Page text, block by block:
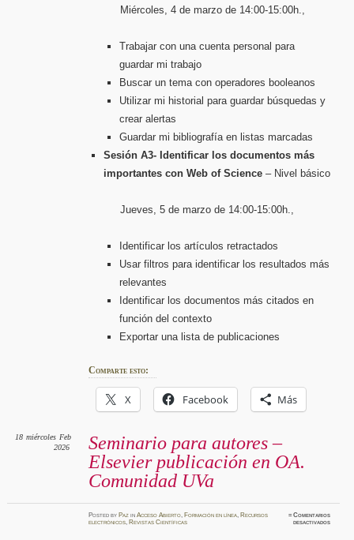
Miércoles, 4 de marzo de 14:00-15:00h.,
Trabajar con una cuenta personal para
guardar mi trabajo
Buscar un tema con operadores booleanos
Utilizar mi historial para guardar búsquedas y
crear alertas
Guardar mi bibliografía en listas marcadas
Sesión A3- Identificar los documentos más
importantes con Web of Science– Nivel básico
Jueves, 5 de marzo de 14:00-15:00h.,
Identificar los artículos retractados
Usar filtros para identificar los resultados más
relevantes
Identificar los documentos más citados en
función del contexto
Exportar una lista de publicaciones
Comparte esto:
X Facebook Más
Seminario para autores –
Elsevier publicación en OA.
Comunidad UVa
18 miércoles Feb
2026
Postedby Paz inAcceso Abierto, Formación en línea, Recursos
electrónicos, Revistas Científicas
≈Comentarios
desactivadosen